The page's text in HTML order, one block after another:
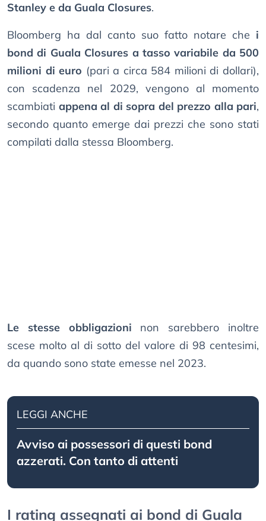
Stanley e da Guala Closures.
Bloomberg ha dal canto suo fatto notare che i
bond di Guala Closures a tasso variabile da 500
milioni di euro (pari a circa 584 milioni di dollari),
con scadenza nel 2029, vengono al momento
scambiati appena al di sopra del prezzo alla pari,
secondo quanto emerge dai prezzi che sono stati
compilati dalla stessa Bloomberg.
Le stesse obbligazioni non sarebbero inoltre
scese molto al di sotto del valore di 98 centesimi,
da quando sono state emesse nel 2023.
LEGGI ANCHE
Avviso ai possessori di questi bond
azzerati. Con tanto di attenti
I rating assegnati ai bond di Guala